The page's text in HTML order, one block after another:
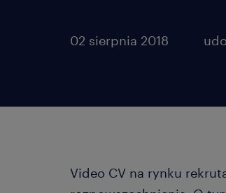
02 sierpnia 2018
Video CV na rynku